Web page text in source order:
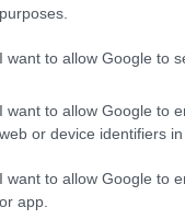
purposes.
I want to allow Google to
I want to allow Google to
web or device identifiers in
I want to allow Google to
or app.